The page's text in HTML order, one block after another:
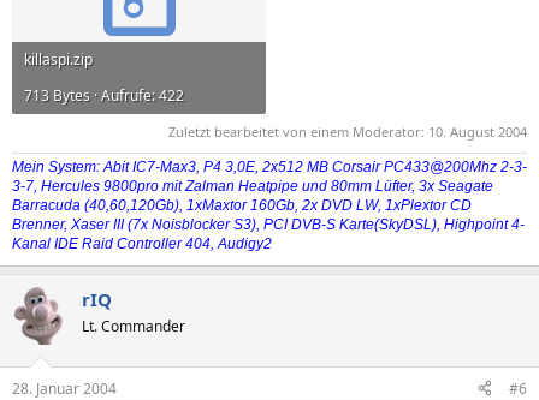
killaspi.zip
713 Bytes · Aufrufe: 422
Zuletzt bearbeitet von einem Moderator: 10. August 2004
Mein System: Abit IC7-Max3, P4 3,0E, 2x512 MB Corsair PC433@200Mhz 2-3-
3-7, Hercules 9800pro mit Zalman Heatpipe und 80mm Lüfter, 3x Seagate
Barracuda (40,60,120Gb), 1xMaxtor 160Gb, 2x DVD LW, 1xPlextor CD
Brenner, Xaser III (7x Noisblocker S3), PCI DVB-S Karte(SkyDSL), Highpoint 4-
Kanal IDE Raid Controller 404, Audigy2
rIQ
Lt. Commander
28. Januar 2004 #6